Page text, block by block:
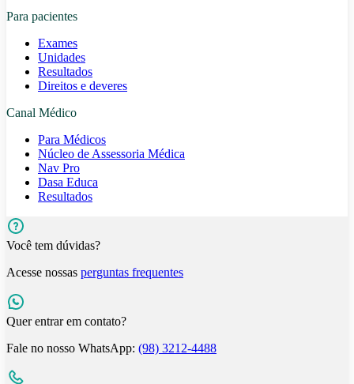
Para pacientes
Exames
Unidades
Resultados
Direitos e deveres
Canal Médico
Para Médicos
Núcleo de Assessoria Médica
Nav Pro
Dasa Educa
Resultados
Você tem dúvidas?
Acesse nossas perguntas frequentes
Quer entrar em contato?
Fale no nosso WhatsApp: (98) 3212-4488